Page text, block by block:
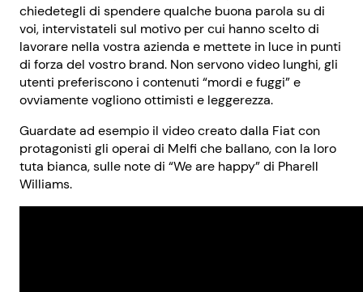
chiedetegli di spendere qualche buona parola su di
voi, intervistateli sul motivo per cui hanno scelto di
lavorare nella vostra azienda e mettete in luce in punti
di forza del vostro brand. Non servono video lunghi, gli
utenti preferiscono i contenuti “mordi e fuggi” e
ovviamente vogliono ottimisti e leggerezza.
Guardate ad esempio il video creato dalla Fiat con
protagonisti gli operai di Melfi che ballano, con la loro
tuta bianca, sulle note di “We are happy” di Pharell
Williams.